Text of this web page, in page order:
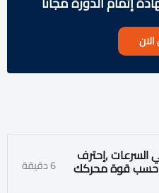
1. هكدا نصعد وننزل في السرعات ٫إحترف
حسب قوة محركك 6 دقيقة